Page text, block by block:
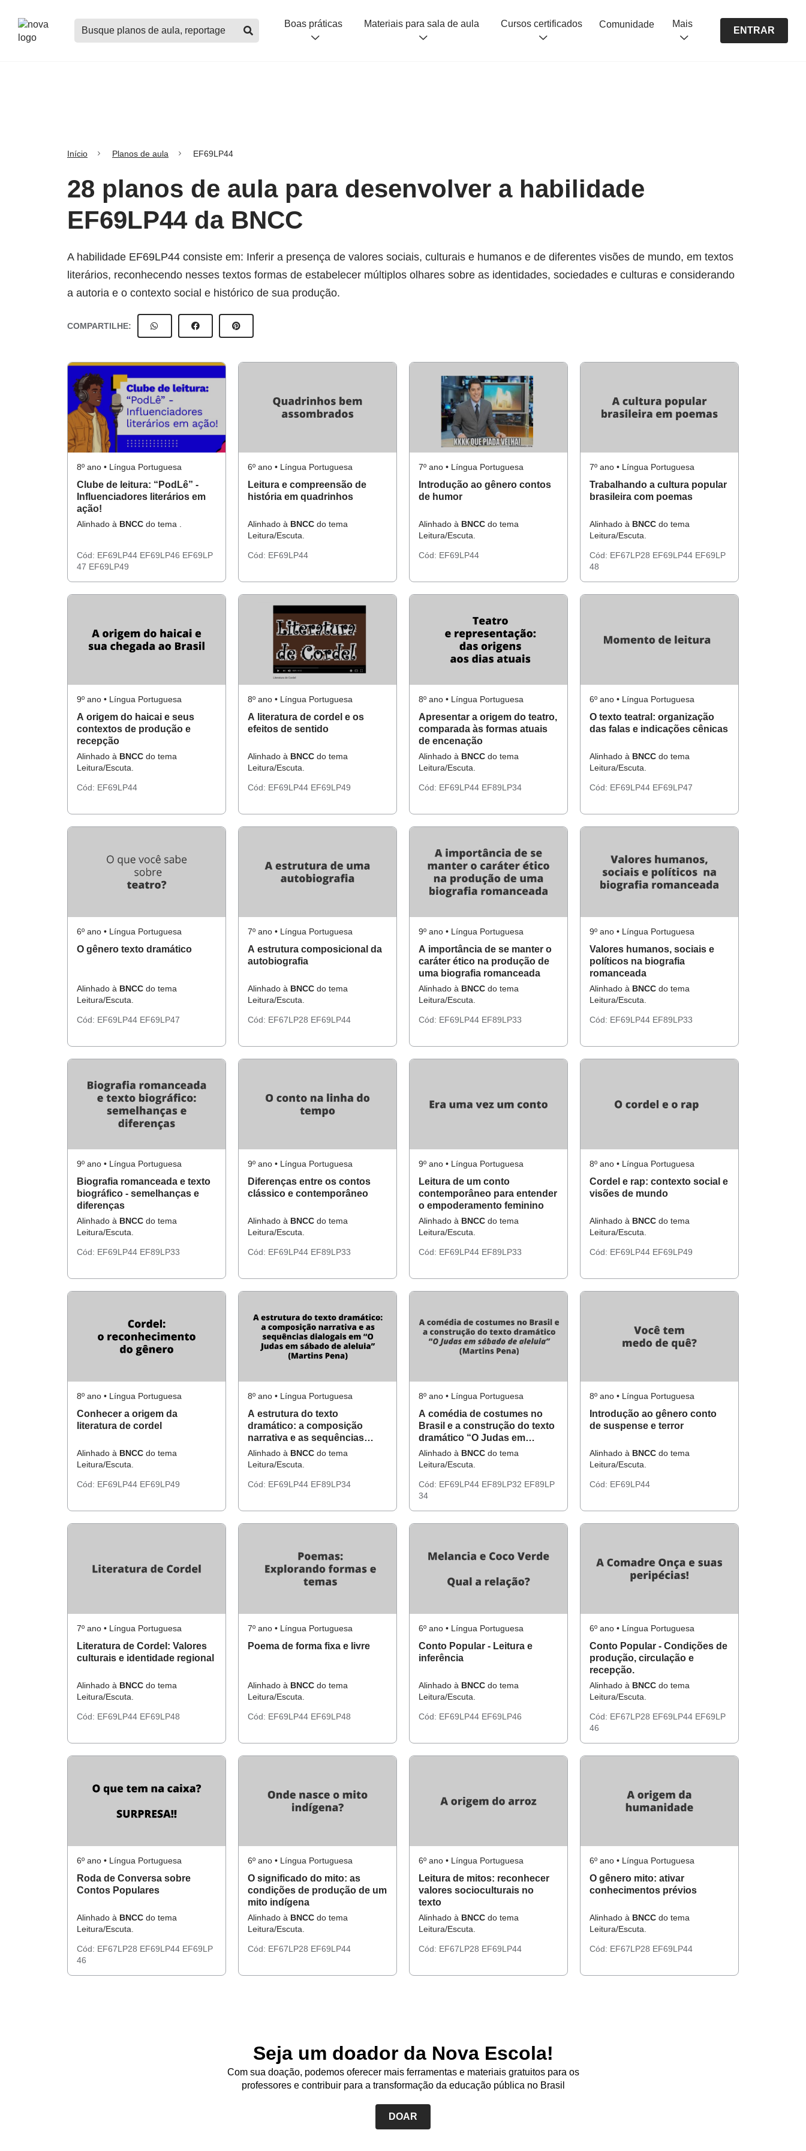
Buscar
planos
Boas práticas Materiais para sala de aula Cursos certificados Comunidade Mais
ENTRAR
Início Planos de aula EF69LP44
28 planos de aula para desenvolver a habilidade
EF69LP44 da BNCC
A habilidade EF69LP44 consiste em: Inferir a presença de valores sociais, culturais e humanos e de diferentes visões de mundo, em textos
literários, reconhecendo nesses textos formas de estabelecer múltiplos olhares sobre as identidades, sociedades e culturas e considerando
a autoria e o contexto social e histórico de sua produção.
COMPARTILHE:
8º ano • Língua Portuguesa
Clube de leitura: “PodLê” -
Influenciadores literários em
ação!
Alinhado à BNCC do tema .
Cód: EF69LP44 EF69LP46 EF69LP
47 EF69LP49
6º ano • Língua Portuguesa
Leitura e compreensão de
história em quadrinhos
Alinhado à BNCC do tema
Leitura/Escuta.
Cód: EF69LP44
7º ano • Língua Portuguesa
Introdução ao gênero contos
de humor
Alinhado à BNCC do tema
Leitura/Escuta.
Cód: EF69LP44
7º ano • Língua Portuguesa
Trabalhando a cultura popular
brasileira com poemas
Alinhado à BNCC do tema
Leitura/Escuta.
Cód: EF67LP28 EF69LP44 EF69LP
48
9º ano • Língua Portuguesa
A origem do haicai e seus
contextos de produção e
recepção
Alinhado à BNCC do tema
Leitura/Escuta.
Cód: EF69LP44
8º ano • Língua Portuguesa
A literatura de cordel e os
efeitos de sentido
Alinhado à BNCC do tema
Leitura/Escuta.
Cód: EF69LP44 EF69LP49
8º ano • Língua Portuguesa
Apresentar a origem do teatro,
comparada às formas atuais
de encenação
Alinhado à BNCC do tema
Leitura/Escuta.
Cód: EF69LP44 EF89LP34
6º ano • Língua Portuguesa
O texto teatral: organização
das falas e indicações cênicas
Alinhado à BNCC do tema
Leitura/Escuta.
Cód: EF69LP44 EF69LP47
6º ano • Língua Portuguesa
O gênero texto dramático
Alinhado à BNCC do tema
Leitura/Escuta.
Cód: EF69LP44 EF69LP47
7º ano • Língua Portuguesa
A estrutura composicional da
autobiografia
Alinhado à BNCC do tema
Leitura/Escuta.
Cód: EF67LP28 EF69LP44
9º ano • Língua Portuguesa
A importância de se manter o
caráter ético na produção de
uma biografia romanceada
Alinhado à BNCC do tema
Leitura/Escuta.
Cód: EF69LP44 EF89LP33
9º ano • Língua Portuguesa
Valores humanos, sociais e
políticos na biografia
romanceada
Alinhado à BNCC do tema
Leitura/Escuta.
Cód: EF69LP44 EF89LP33
9º ano • Língua Portuguesa
Biografia romanceada e texto
biográfico - semelhanças e
diferenças
Alinhado à BNCC do tema
Leitura/Escuta.
Cód: EF69LP44 EF89LP33
9º ano • Língua Portuguesa
Diferenças entre os contos
clássico e contemporâneo
Alinhado à BNCC do tema
Leitura/Escuta.
Cód: EF69LP44 EF89LP33
9º ano • Língua Portuguesa
Leitura de um conto
contemporâneo para entender
o empoderamento feminino
Alinhado à BNCC do tema
Leitura/Escuta.
Cód: EF69LP44 EF89LP33
8º ano • Língua Portuguesa
Cordel e rap: contexto social e
visões de mundo
Alinhado à BNCC do tema
Leitura/Escuta.
Cód: EF69LP44 EF69LP49
8º ano • Língua Portuguesa
Conhecer a origem da
literatura de cordel
Alinhado à BNCC do tema
Leitura/Escuta.
Cód: EF69LP44 EF69LP49
8º ano • Língua Portuguesa
A estrutura do texto
dramático: a composição
narrativa e as sequências
dialogais em “O Judas em
sábado de aleluia” (Martins
Alinhado à BNCC do tema
Leitura/Escuta.
Cód: EF69LP44 EF89LP34
8º ano • Língua Portuguesa
A comédia de costumes no
Brasil e a construção do texto
dramático “O Judas em
sábado de aleluia” (Martins
Pena)
Alinhado à BNCC do tema
Leitura/Escuta.
Cód: EF69LP44 EF89LP32 EF89LP
34
8º ano • Língua Portuguesa
Introdução ao gênero conto
de suspense e terror
Alinhado à BNCC do tema
Leitura/Escuta.
Cód: EF69LP44
7º ano • Língua Portuguesa
Literatura de Cordel: Valores
culturais e identidade regional
Alinhado à BNCC do tema
Leitura/Escuta.
Cód: EF69LP44 EF69LP48
7º ano • Língua Portuguesa
Poema de forma fixa e livre
Alinhado à BNCC do tema
Leitura/Escuta.
Cód: EF69LP44 EF69LP48
6º ano • Língua Portuguesa
Conto Popular - Leitura e
inferência
Alinhado à BNCC do tema
Leitura/Escuta.
Cód: EF69LP44 EF69LP46
6º ano • Língua Portuguesa
Conto Popular - Condições de
produção, circulação e
recepção.
Alinhado à BNCC do tema
Leitura/Escuta.
Cód: EF67LP28 EF69LP44 EF69LP
46
6º ano • Língua Portuguesa
Roda de Conversa sobre
Contos Populares
Alinhado à BNCC do tema
Leitura/Escuta.
Cód: EF67LP28 EF69LP44 EF69LP
46
6º ano • Língua Portuguesa
O significado do mito: as
condições de produção de um
mito indígena
Alinhado à BNCC do tema
Leitura/Escuta.
Cód: EF67LP28 EF69LP44
6º ano • Língua Portuguesa
Leitura de mitos: reconhecer
valores socioculturais no
texto
Alinhado à BNCC do tema
Leitura/Escuta.
Cód: EF67LP28 EF69LP44
6º ano • Língua Portuguesa
O gênero mito: ativar
conhecimentos prévios
Alinhado à BNCC do tema
Leitura/Escuta.
Cód: EF67LP28 EF69LP44
Seja um doador da Nova Escola!
Com sua doação, podemos oferecer mais ferramentas e materiais gratuitos para os
professores e contribuir para a transformação da educação pública no Brasil
DOAR